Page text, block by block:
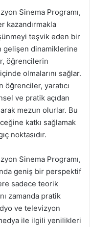
Sinema Programı,
kazandırmakla
teşvik eden bir
gelişen dinamiklerine
öğrencilerin
olmalarını sağlar.
öğrenciler, yaratıcı
ve pratik açıdan
mezun olurlar. Bu
katkı sağlamak
noktasıdır.
Sinema Programı,
geniş bir perspektif
sadece teorik
zamanda pratik
ve televizyon
ile ilgili yenilikleri